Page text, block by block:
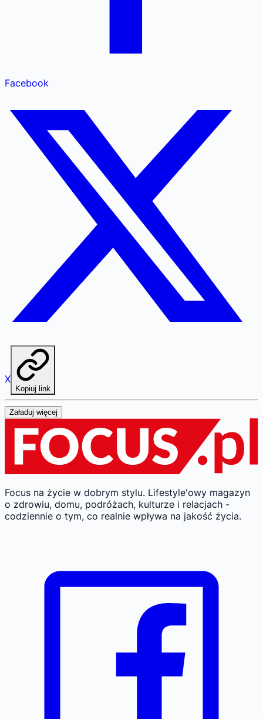
Facebook
X
Kopiuj link
Załaduj więcej
Focus na życie w dobrym stylu. Lifestyle'owy magazyn
o zdrowiu, domu, podróżach, kulturze i relacjach -
codziennie o tym, co realnie wpływa na jakość życia.